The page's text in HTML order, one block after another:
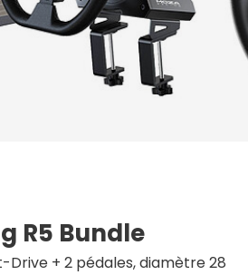
R5 Bundle
+ 2 pédales, diamètre 28